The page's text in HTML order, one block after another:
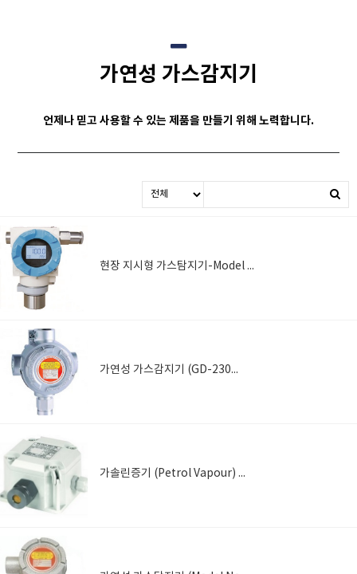
가연성 가스감지기
언제나 믿고 사용할 수 있는 제품을 만들기 위해 노력합니다.
현장 지시형 가스탐지기-Model No. GD-3300-LCD
가연성 가스감지기 (GD-2300)
가솔린증기 (Petrol Vapour) 탐지기, GD-VN04